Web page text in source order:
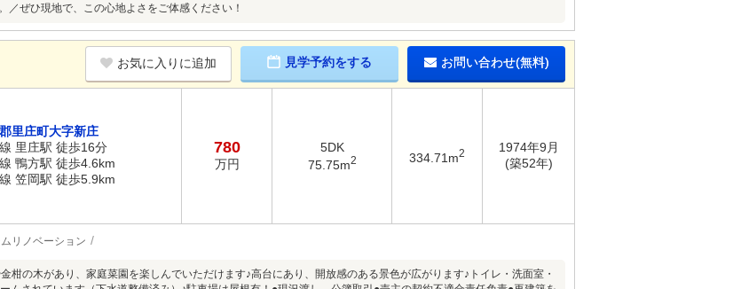
／ぜひ現地で、この心地よさをご体感ください！
お気に入りに追加 見学予約をする お問い合わせ(無料)
里庄町大字新庄
里庄駅 徒歩16分
鴨方駅 徒歩4.6km
笠岡駅 徒歩5.9km
780
万円
5DK
75.75m2 334.71m2
1974年9月
(築52年)
リノベーション
柑の木があり、家庭菜園を楽しんでいただけます♪高台にあり、開放感のある景色が広がります♪トイレ・洗面室・